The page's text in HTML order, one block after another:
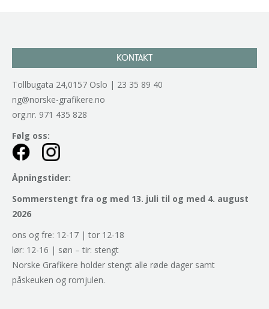
KONTAKT
Tollbugata 24,0157 Oslo | 23 35 89 40
ng@norske-grafikere.no
org.nr. 971 435 828
Følg oss:
Åpningstider:
Sommerstengt fra og med 13. juli til og med 4. august
2026
ons og fre: 12-17 | tor 12-18
lør: 12-16 | søn – tir: stengt
Norske Grafikere holder stengt alle røde dager samt
påskeuken og romjulen.